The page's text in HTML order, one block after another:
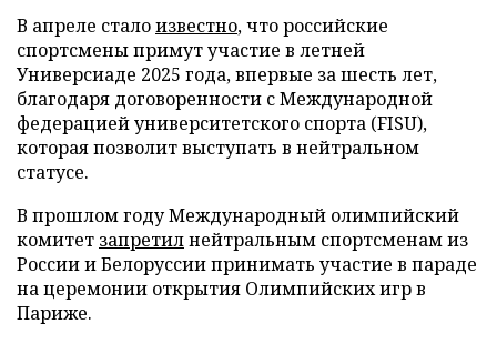
В апреле сталоизвестно, что российские
спортсмены примут участие в летней
Универсиаде 2025 года, впервые за шесть лет,
благодаря договоренности с Международной
федерацией университетского спорта (FISU),
которая позволит выступать в нейтральном
статусе.
В прошлом году Международный олимпийский
комитет запретилнейтральным спортсменам из
России и Белоруссии принимать участие в параде
на церемонии открытия Олимпийских игр в
Париже.